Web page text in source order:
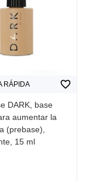
RÁPIDA
DARK, base
aumentar la
(prebase),
15 ml
favorite_border